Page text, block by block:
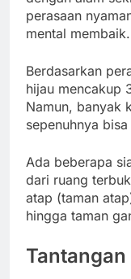
perasaan
mental membaik.
Berdasarkan
hijau mencakup
Namun, banyak
sepenuhnya
Ada beberapa
dari ruang
atap (taman
hingga taman